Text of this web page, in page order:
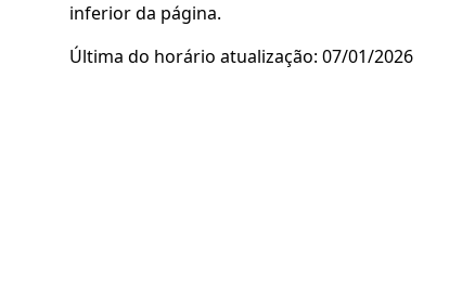
inferior da página.
Última do horário atualização: 07/01/2026